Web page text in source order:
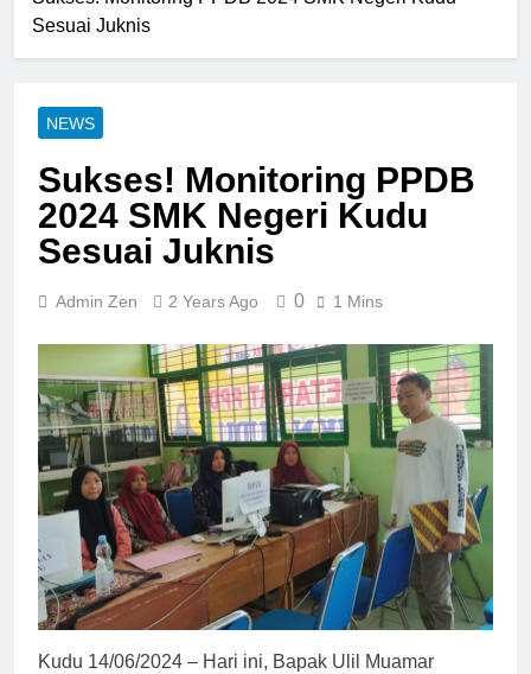
Sesuai Juknis
NEWS
Sukses! Monitoring PPDB
2024 SMK Negeri Kudu
Sesuai Juknis
Admin Zen 2 Years Ago 0 1 Mins
Kudu 14/06/2024 – Hari ini, Bapak Ulil Muamar